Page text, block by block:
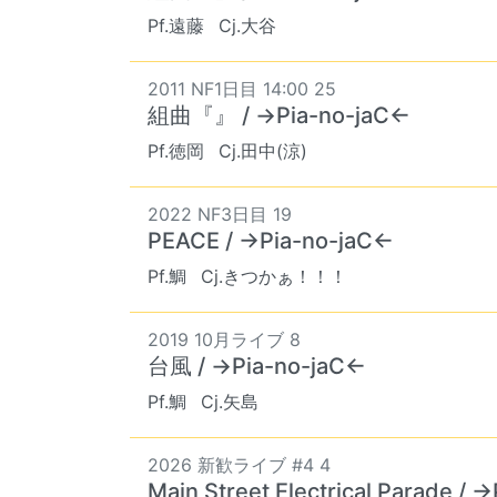
Pf.遠藤 Cj.大谷
2011 NF1日目 14:00 25
組曲『』 / →Pia-no-jaC←
Pf.徳岡 Cj.田中(涼)
2022 NF3日目 19
PEACE / →Pia-no-jaC←
Pf.鯛 Cj.きつかぁ！！！
2019 10月ライブ 8
台風 / →Pia-no-jaC←
Pf.鯛 Cj.矢島
2026 新歓ライブ #4 4
Main Street Electrical Parade /